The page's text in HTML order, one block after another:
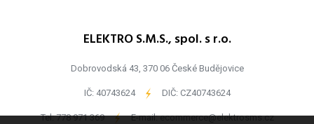
ELEKTRO S.M.S., spol. s r.o.
Dobrovodská 43, 370 06 České Budějovice
IČ: 40743624 - DIČ: CZ40743624
Tel:778 971 369 - E-mail:ecommerce@elektrosms.cz